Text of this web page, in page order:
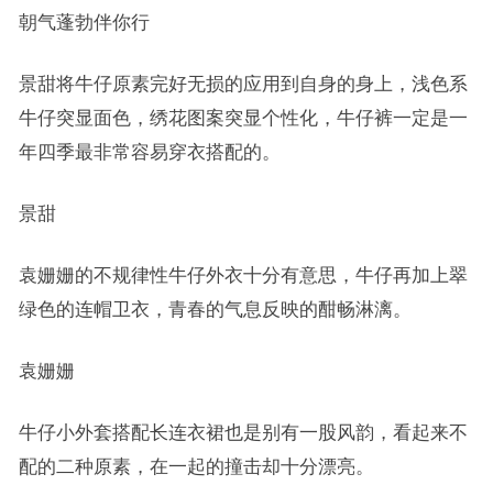
朝气蓬勃伴你行
景甜将牛仔原素完好无损的应用到自身的身上，浅色系
牛仔突显面色，绣花图案突显个性化，牛仔裤一定是一
年四季最非常容易穿衣搭配的。
景甜
袁姗姗的不规律性牛仔外衣十分有意思，牛仔再加上翠
绿色的连帽卫衣，青春的气息反映的酣畅淋漓。
袁姗姗
牛仔小外套搭配长连衣裙也是别有一股风韵，看起来不
配的二种原素，在一起的撞击却十分漂亮。